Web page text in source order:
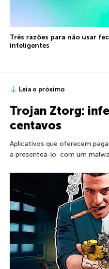
Três razões para não usar
inteligentes
Leia o próximo
Trojan Ztorg:
centavos
Aplicativos que oferecem
a presenteá-lo com um